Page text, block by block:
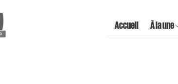
Accueil À la une